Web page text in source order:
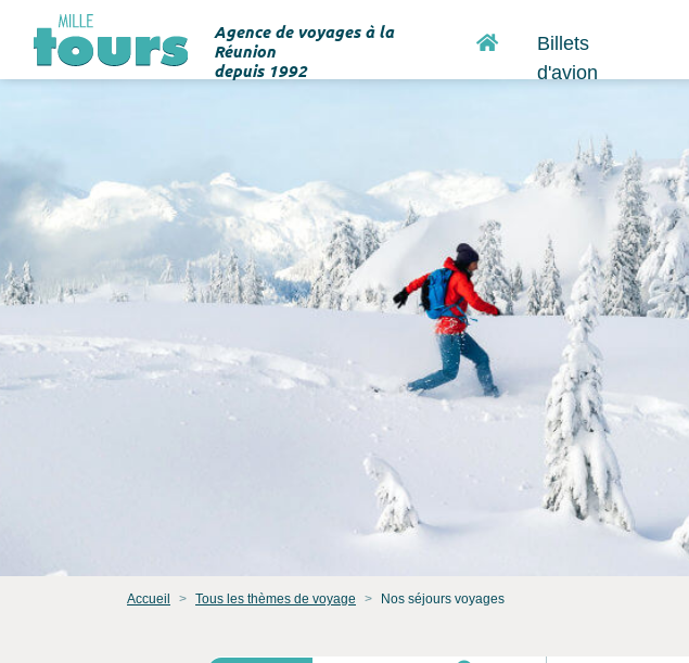
Agence de voyages à la
Réunion
depuis 1992
AccueilBillets
d'avion
Accueil Tous les thèmes de voyage Nos séjours voyages